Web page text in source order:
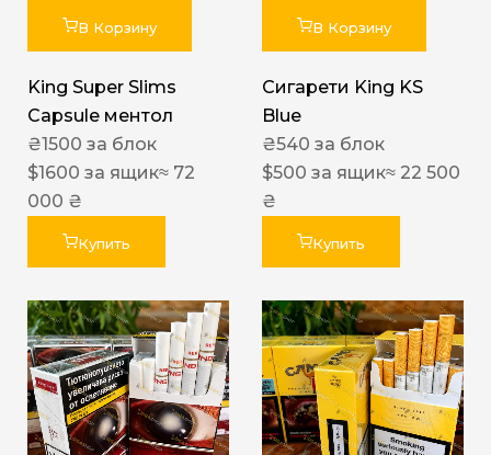
В Корзину
King Super Slims
Capsule ментол
₴1500 за блок
$1600 за ящик≈ 72
000 ₴
Купить
В Корзину
Сигарети King KS
Blue
₴540 за блок
$500 за ящик≈ 22 500
₴
Купить